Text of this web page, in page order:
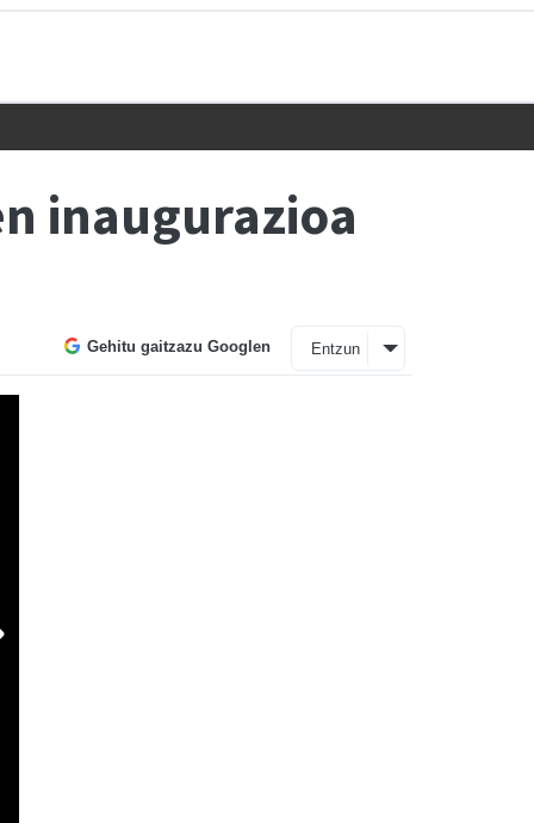
inaugurazioa
Gehitu gaitzazu Googlen Entzun